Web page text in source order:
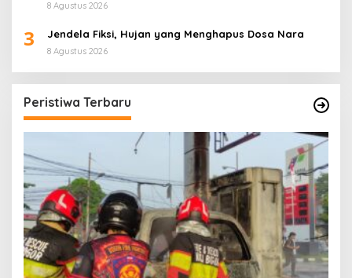
8 Agustus 2026
3 Jendela Fiksi, Hujan yang Menghapus Dosa Nara
8 Agustus 2026
Peristiwa Terbaru